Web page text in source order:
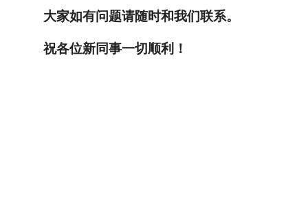
大家如有问题请随时和我们联系。
祝各位新同事一切顺利！